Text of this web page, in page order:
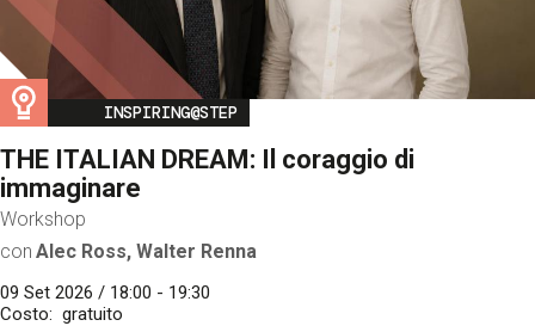
Image
INSPIRING@STEP
THE ITALIAN DREAM: Il coraggio di
immaginare
Workshop
con Alec Ross, Walter Renna
09 Set 2026 / 18:00 - 19:30
Costo
gratuito